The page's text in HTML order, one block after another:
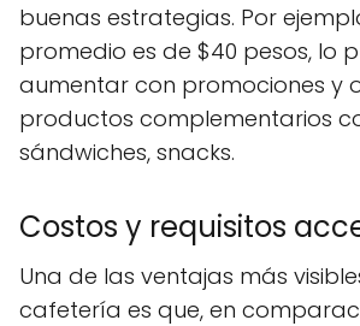
buenas estrategias. Por
promedio es de $40 pesos, lo
aumentar con promociones y
productos complementarios
sándwiches, snacks.
Costos y requisitos
Una de las ventajas más
cafetería es que, en